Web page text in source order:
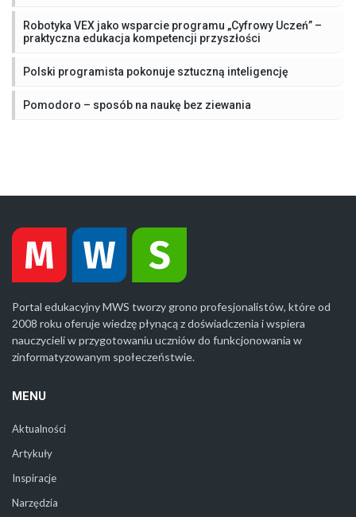
Robotyka VEX jako wsparcie programu „Cyfrowy Uczeń” –
praktyczna edukacja kompetencji przyszłości
Polski programista pokonuje sztuczną inteligencję
Pomodoro – sposób na naukę bez ziewania
Portal edukacyjny MWS tworzy grono profesjonalistów, które od
2008 roku oferuje wiedzę płynącą z doświadczenia i wspiera
nauczycieli w przygotowaniu uczniów do funkcjonowania w
zinformatyzowanym społeczeństwie.
MENU
Aktualności
Artykuły
Inspiracje
Narzędzia